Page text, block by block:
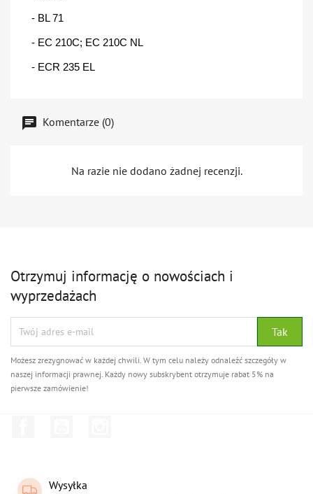
- BL 71
- EC 210C; EC 210C NL
- ECR 235 EL
Komentarze (0)
Na razie nie dodano żadnej recenzji.
Otrzymuj informację o nowościach i
wyprzedażach
Możesz zrezygnować w każdej chwili. W tym celu należy odnaleźć szczegóły w
naszej informacji prawnej. Każdy nowy subskrybent otrzymuje rabat 5% na
pierwsze zamówienie!
Wysyłka